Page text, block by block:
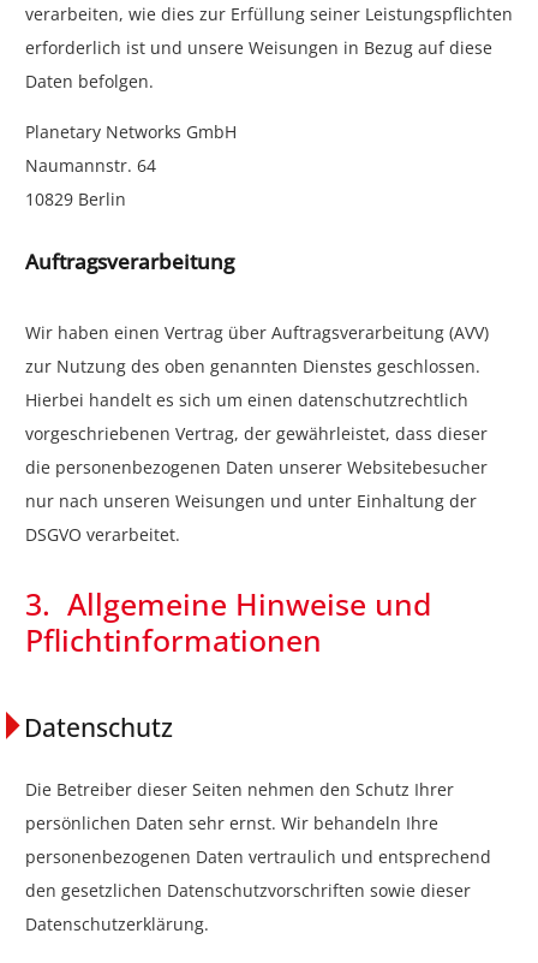
verarbeiten, wie dies zur Erfüllung seiner Leistungspflichten
erforderlich ist und unsere Weisungen in Bezug auf diese
Daten befolgen.
Planetary Networks GmbH
Naumannstr. 64
10829 Berlin
Auftragsverarbeitung
Wir haben einen Vertrag über Auftragsverarbeitung (AVV)
zur Nutzung des oben genannten Dienstes geschlossen.
Hierbei handelt es sich um einen datenschutzrechtlich
vorgeschriebenen Vertrag, der gewährleistet, dass dieser
die personenbezogenen Daten unserer Websitebesucher
nur nach unseren Weisungen und unter Einhaltung der
DSGVO verarbeitet.
3. Allgemeine Hinweise und
Pflichtinformationen
Datenschutz
Die Betreiber dieser Seiten nehmen den Schutz Ihrer
persönlichen Daten sehr ernst. Wir behandeln Ihre
personenbezogenen Daten vertraulich und entsprechend
den gesetzlichen Datenschutzvorschriften sowie dieser
Datenschutzerklärung.